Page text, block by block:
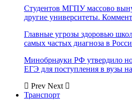
Студентов МГПУ массово
другие университеты.
Главные угрозы здоровью
самых частых диагноза в
Минобрнауки РФ утвердило
ЕГЭ для поступления в вузы
Prev Next
Транспорт